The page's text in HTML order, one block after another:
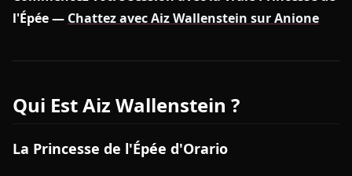
l'Épée — Chattez avec Aiz Wallenstein sur Anione
Qui Est Aiz Wallenstein ?
La Princesse de l'Épée d'Orario